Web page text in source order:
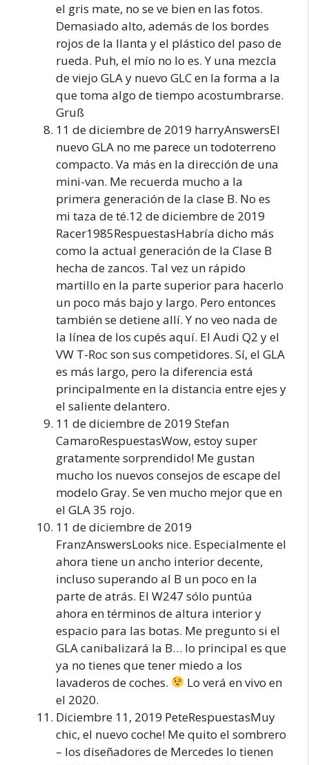
el gris mate, no se ve bien en las fotos.
Demasiado alto, además de los bordes
rojos de la llanta y el plástico del paso de
rueda. Puh, el mío no lo es. Y una mezcla
de viejo GLA y nuevo GLC en la forma a la
que toma algo de tiempo acostumbrarse.
Gruß
11 de diciembre de 2019 harryAnswersEl
nuevo GLA no me parece un todoterreno
compacto. Va más en la dirección de una
mini-van. Me recuerda mucho a la
primera generación de la clase B. No es
mi taza de té.12 de diciembre de 2019
Racer1985RespuestasHabría dicho más
como la actual generación de la Clase B
hecha de zancos. Tal vez un rápido
martillo en la parte superior para hacerlo
un poco más bajo y largo. Pero entonces
también se detiene allí. Y no veo nada de
la línea de los cupés aquí. El Audi Q2 y el
VW T-Roc son sus competidores. Sí, el GLA
es más largo, pero la diferencia está
principalmente en la distancia entre ejes y
el saliente delantero.
11 de diciembre de 2019 Stefan
CamaroRespuestasWow, estoy super
gratamente sorprendido! Me gustan
mucho los nuevos consejos de escape del
modelo Gray. Se ven mucho mejor que en
el GLA 35 rojo.
11 de diciembre de 2019
FranzAnswersLooks nice. Especialmente el
ahora tiene un ancho interior decente,
incluso superando al B un poco en la
parte de atrás. El W247 sólo puntúa
ahora en términos de altura interior y
espacio para las botas. Me pregunto si el
GLA canibalizará la B… lo principal es que
ya no tienes que tener miedo a los
lavaderos de coches.
Lo verá en vivo en
el 2020.
Diciembre 11, 2019 PeteRespuestasMuy
chic, el nuevo coche! Me quito el sombrero
– los diseñadores de Mercedes lo tienen